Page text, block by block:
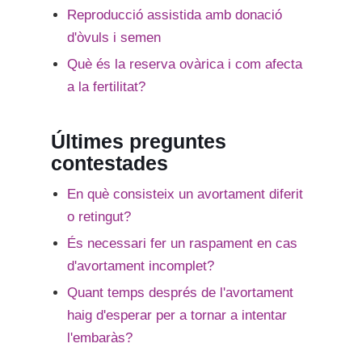
Reproducció assistida amb donació
d'òvuls i semen
Què és la reserva ovàrica i com afecta
a la fertilitat?
Últimes preguntes
contestades
En què consisteix un avortament diferit
o retingut?
És necessari fer un raspament en cas
d'avortament incomplet?
Quant temps després de l'avortament
haig d'esperar per a tornar a intentar
l'embaràs?